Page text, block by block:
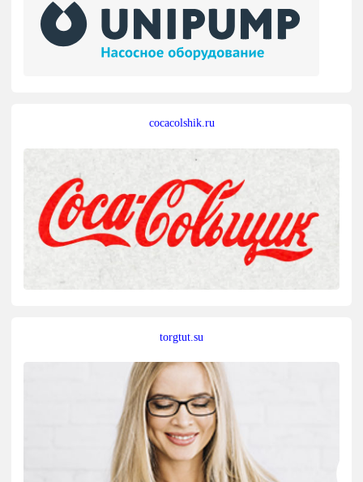
cocacolshik.ru
torgtut.su